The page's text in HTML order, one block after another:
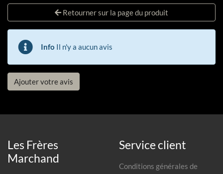
Retourner sur la page du produit
Info Il n'y a aucun avis
Ajouter votre avis
Les Frères
Marchand
Service client
Conditions générales de